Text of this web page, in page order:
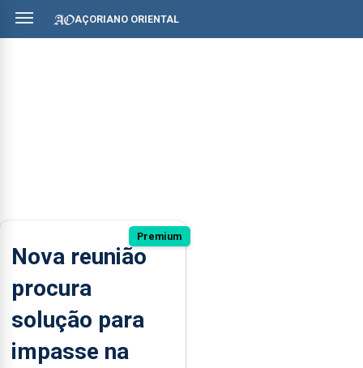
AÇORIANO ORIENTAL
Premium
Nova reunião
procura
solução para
impasse na